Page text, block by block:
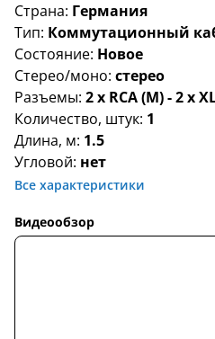
Страна: Германия
Тип: Коммутационный
Состояние: Новое
Стерео/моно: стерео
Разъемы: 2 x RCA (M) - 2 x
Количество, штук: 1
Длина, м: 1.5
Угловой: нет
Все характеристики
Видеообзор